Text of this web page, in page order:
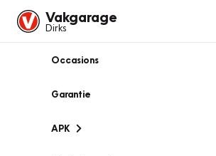
Vakgarage
Dirks
Occasions
Garantie
APK